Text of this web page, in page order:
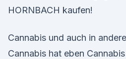
HORNBACH kaufen!
Cannabis und auch in
Cannabis hat eben